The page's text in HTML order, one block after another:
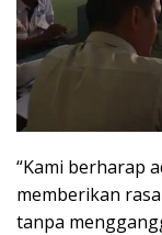
“Kami berharap
memberikan
tanpa